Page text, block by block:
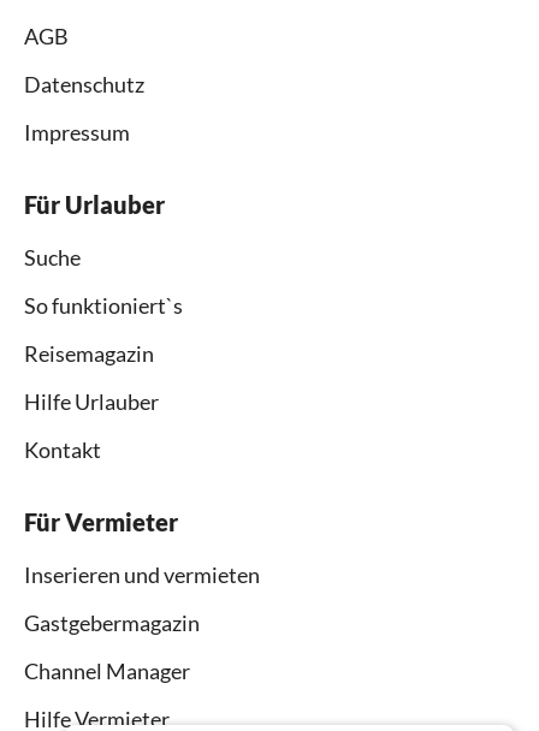
AGB
Datenschutz
Impressum
Für Urlauber
Suche
So funktioniert`s
Reisemagazin
Hilfe Urlauber
Kontakt
Für Vermieter
Inserieren und vermieten
Gastgebermagazin
Channel Manager
Hilfe Vermieter